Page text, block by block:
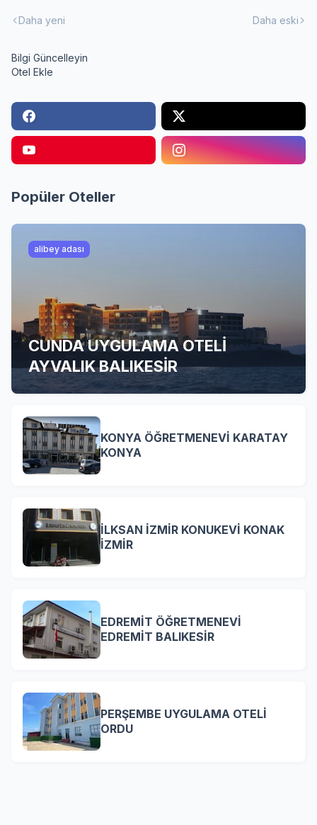
Daha yeni Daha eski
Bilgi Güncelleyin
Otel Ekle
Popüler Oteller
alibey adası
CUNDA UYGULAMA OTELİ
AYVALIK BALIKESİR
KONYA ÖĞRETMENEVİ KARATAY
KONYA
İLKSAN İZMİR KONUKEVİ KONAK
İZMİR
EDREMİT ÖĞRETMENEVİ
EDREMİT BALIKESİR
PERŞEMBE UYGULAMA OTELİ
ORDU